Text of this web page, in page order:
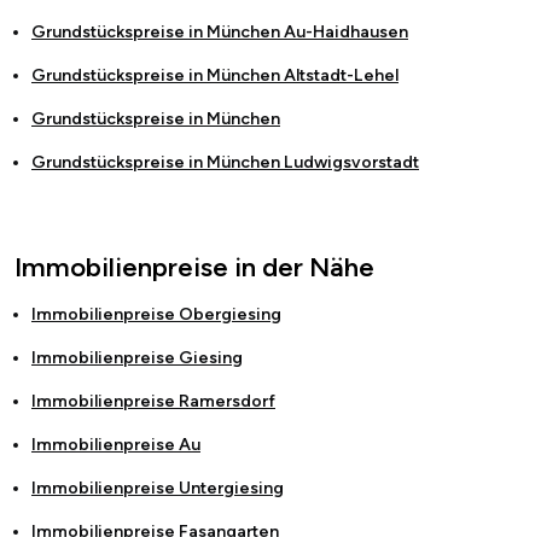
Grundstückspreise in München Au-Haidhausen
Grundstückspreise in München Altstadt-Lehel
Grundstückspreise in München
Grundstückspreise in München Ludwigsvorstadt
Immobilienpreise in der Nähe
Immobilienpreise Obergiesing
Immobilienpreise Giesing
Immobilienpreise Ramersdorf
Immobilienpreise Au
Immobilienpreise Untergiesing
Immobilienpreise Fasangarten